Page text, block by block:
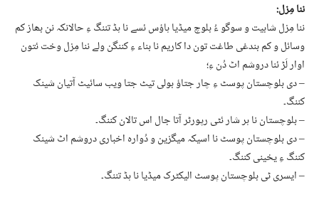
ننا مِزل:
ننا مِزل شابیت و سوگو ءُ بلوچ میڈیا ہاؤس ئسے نا ہڈ تننگ ءِ حالانکہ نن بھاز کم
وسائل و کم بندغی طاغت تون دا کاریم نا بناء ءِ کننگن ولے ننا مِزل وخت ئتون
اوار لَڑ ئنا دروشم اٹ دُن ءِ؛
– دی بلوچستان پوسٹ ءِ چار جتاؤ بولی تیٹ جتا ویب سائیٹ آتیان شینک
کننگ۔
– بلوچستان نا ہر شار ئٹی رپورٹر آتا جال اس تالان کننگ۔
– دی بلوچستان پوسٹ نا اسیکہ میگزین و دُوارہ اخباری دروشم اٹ شینک
کننگ ءِ یخینی کننگ۔
– ایسری ٹی بلوچستان پوسٹ الیکٹرک میڈیا نا ہڈ تننگ۔